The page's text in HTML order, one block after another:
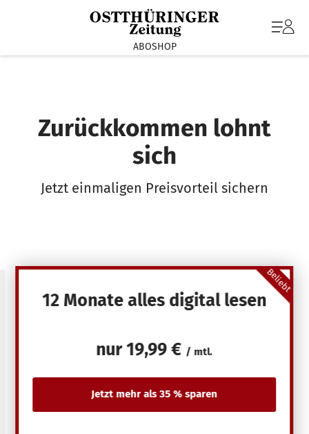
ABOSHOP
Zurückkommen lohnt
sich
Jetzt einmaligen Preisvorteil sichern
Beliebt
12 Monate alles digital lesen
nur19,99 € / mtl.